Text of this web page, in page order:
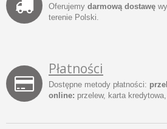
Oferujemy darmową dostawę
terenie Polski.
Płatności
Dostępne metody płatności:
online: przelew, karta